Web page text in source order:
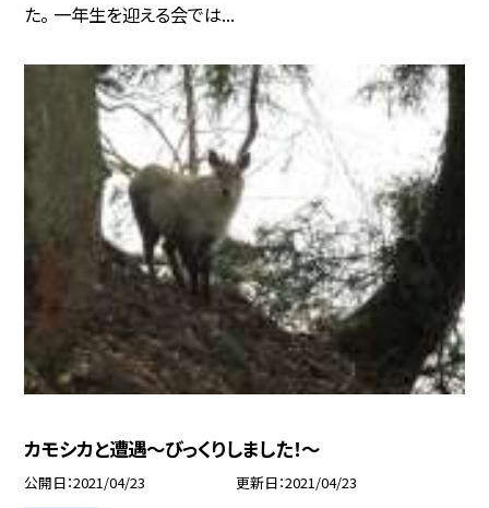
た。 一年生を迎える会では...
カモシカと遭遇〜びっくりしました！〜
公開日 2021/04/23 更新日 2021/04/23